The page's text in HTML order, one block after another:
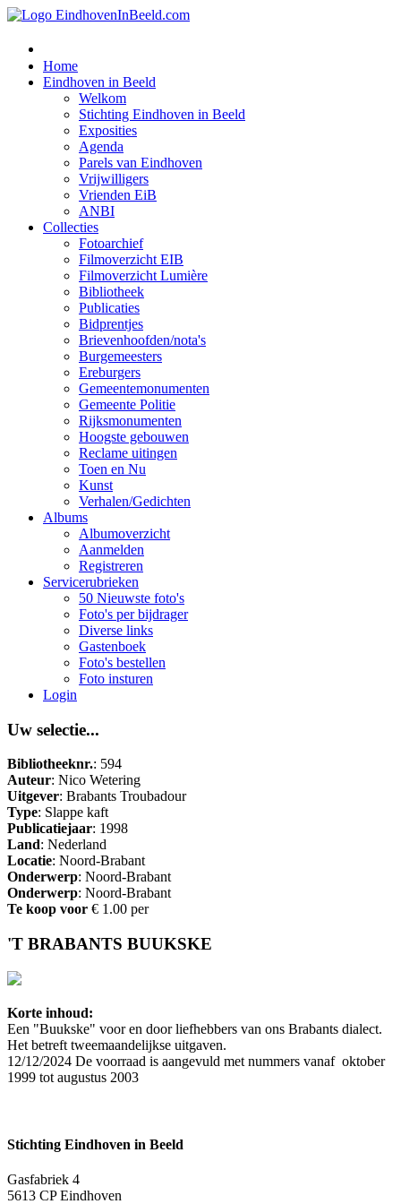
Home
Eindhoven in Beeld
Welkom
Stichting Eindhoven in Beeld
Exposities
Agenda
Parels van Eindhoven
Vrijwilligers
Vrienden EiB
ANBI
Collecties
Fotoarchief
Filmoverzicht EIB
Filmoverzicht Lumière
Bibliotheek
Publicaties
Bidprentjes
Brievenhoofden/nota's
Burgemeesters
Ereburgers
Gemeentemonumenten
Gemeente Politie
Rijksmonumenten
Hoogste gebouwen
Reclame uitingen
Toen en Nu
Kunst
Verhalen/Gedichten
Albums
Albumoverzicht
Aanmelden
Registreren
Servicerubrieken
50 Nieuwste foto's
Foto's per bijdrager
Diverse links
Gastenboek
Foto's bestellen
Foto insturen
Login
Uw selectie...
Bibliotheeknr.: 594
Auteur: Nico Wetering
Uitgever: Brabants Troubadour
Type: Slappe kaft
Publicatiejaar: 1998
Land: Nederland
Locatie: Noord-Brabant
Onderwerp: Noord-Brabant
Onderwerp: Noord-Brabant
Te koop voor € 1.00 per
'T BRABANTS BUUKSKE
Korte inhoud:
Een "Buukske" voor en door liefhebbers van ons Brabants dialect.
Het betreft tweemaandelijkse uitgaven.
12/12/2024 De voorraad is aangevuld met nummers vanaf oktober
1999 tot augustus 2003
Stichting Eindhoven in Beeld
Gasfabriek 4
5613 CP Eindhoven